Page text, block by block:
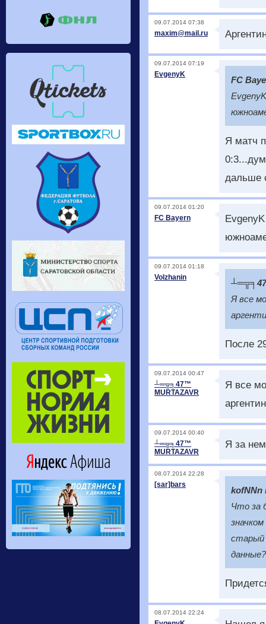
09.07.2014 07:38
maxim@mail.ru
09.07.2014 07:19
EvgenyK
FC
Я матч
дальше
09.07.2014 01:20
FC Bayern
09.07.2014 01:18
Volzhanin
Я все
После
09.07.2014 00:47
┴═╦╕47™
MURTAZAVR
Я все
09.07.2014 00:40
┴═╦╕47™
MURTAZAVR
Я за
08.07.2014 22:28
[sar]bars
kofNNn
Что за
старый
08.07.2014 22:24